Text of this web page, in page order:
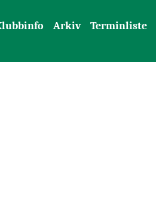
Arkiv Terminliste